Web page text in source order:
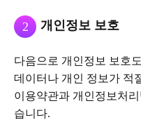
2 개인정보 보호
다음으로 개인정보 보호
데이터나 개인 정보가 적
이용약관과 개인정보처
습니다.